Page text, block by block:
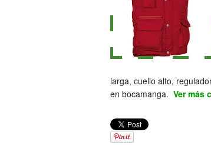
larga, cuello alto,
en bocamanga. Ver más